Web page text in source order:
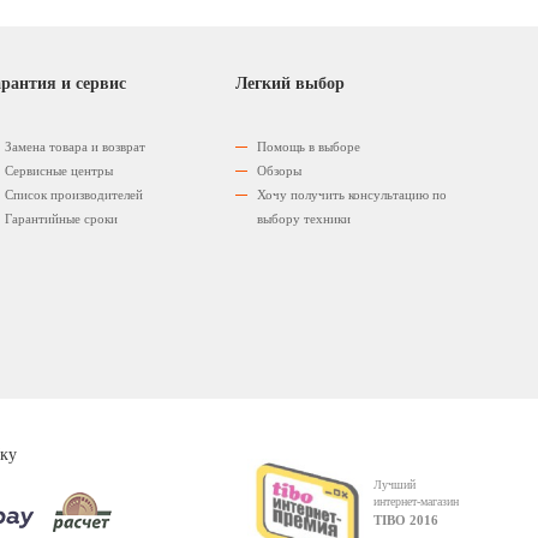
и сервис
Замена товара и возврат
Сервисные центры
Список производителей
Гарантийные сроки
Легкий выбор
Помощь в выборе
Обзоры
Хочу получить консультацию по
выбору техники
Лучший
интернет-магазин
TIBO 2016